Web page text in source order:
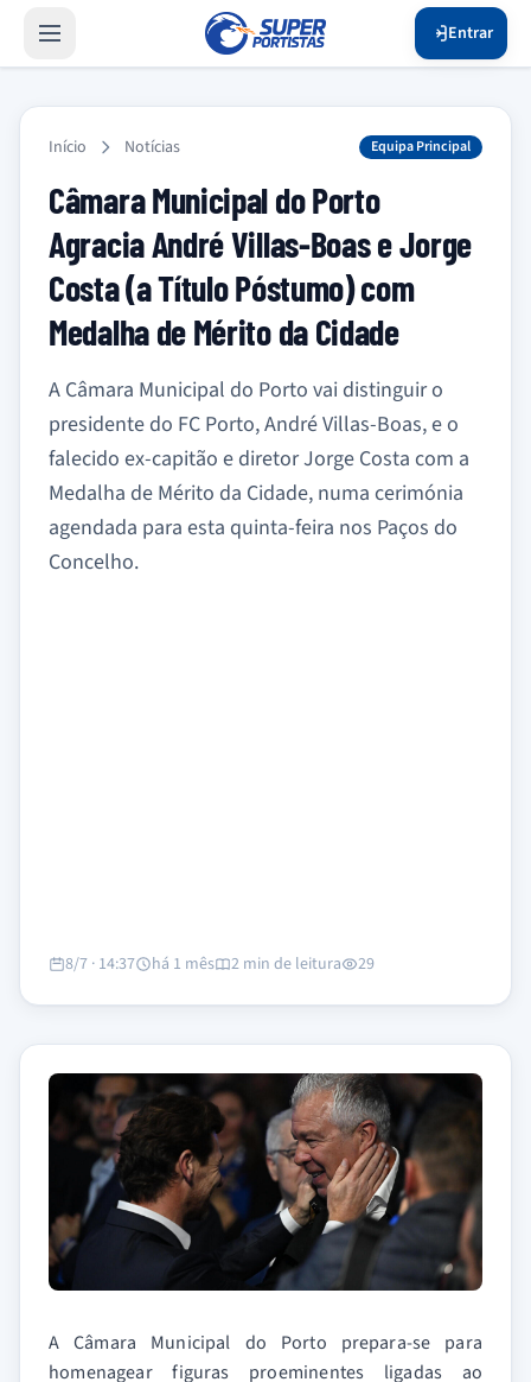
Entrar
Início Notícias Equipa Principal
Câmara Municipal do Porto
Agracia André Villas-Boas e Jorge
Costa (a Título Póstumo) com
Medalha de Mérito da Cidade
A Câmara Municipal do Porto vai distinguir o
presidente do FC Porto, André Villas-Boas, e o
falecido ex-capitão e diretor Jorge Costa com a
Medalha de Mérito da Cidade, numa cerimónia
agendada para esta quinta-feira nos Paços do
Concelho.
8/7 · 14:37 há 1 mês 2 min de leitura 29
A Câmara Municipal do Porto prepara-se para
homenagear figuras proeminentes ligadas ao